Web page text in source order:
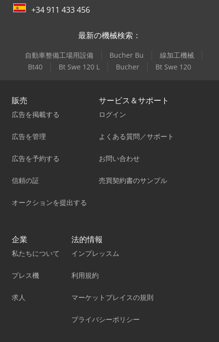
+34 911 433 456
最新の機械検索：
自動車整備工場用設備 Bucher Bu
線加工機械
Bt40
Bt Swe 120 L Bucher Bt Swe 120
販売
広告を掲載する
広告を管理
広告を予約する
信頼の証
オークションを提出する
サービス＆サポート
ログイン
よくある質問／サポート
お問い合わせ
売買契約書のサンプル
企業
私たちについて
プレス機
求人
法的情報
インプレッスム
利用規約
マーケットプレイスの規則
プライバシーポリシー